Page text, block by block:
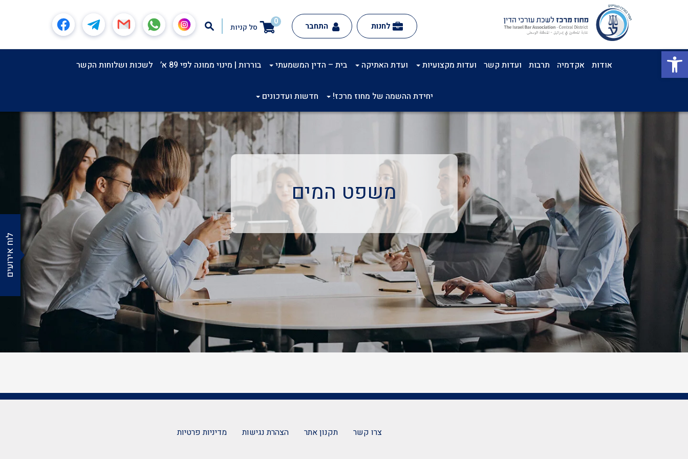
פתח סרגל נגישות
0
סל קניות לחנות התחבר
אודות אקדמיה תרבות ועדות קשר ועדות מקצועיות ועדת האתיקה בית – הדין המשמעתי בוררות | מינוי ממונה לפי 89 א’ לשכות ושלוחות הקשר
יחידת ההשמה של מחוז מרכז! חדשות ועדכונים
משפט המים
צרו קשר תקנון אתר הצהרת נגישות מדיניות פרטיות
לוח אירועים